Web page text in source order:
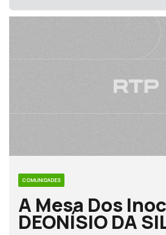
COMUNIDADES
A Mesa Dos
DEONÍSIO DA